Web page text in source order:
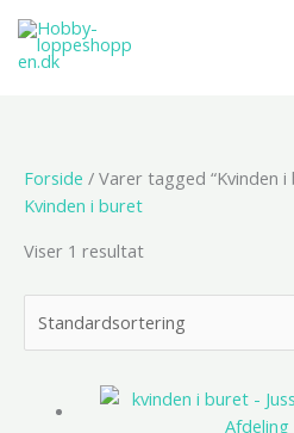
indholdet
Forside / Varer tagged “Kvinden i
Kvinden i buret
Viser 1 resultat